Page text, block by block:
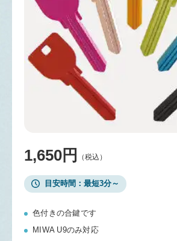
1,650円 （税込）
目安時間 最短3分～
色付きの合鍵です
MIWA U9のみ対応